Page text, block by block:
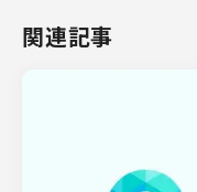
関連記事